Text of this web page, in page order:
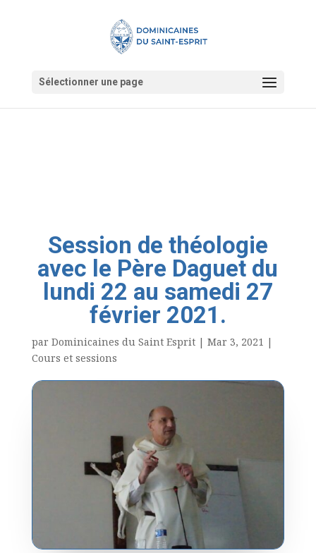
Sélectionner une page
Session de théologie
avec le Père Daguet du
lundi 22 au samedi 27
février 2021.
par Dominicaines du Saint Esprit| Mar 3, 2021 |
Cours et sessions